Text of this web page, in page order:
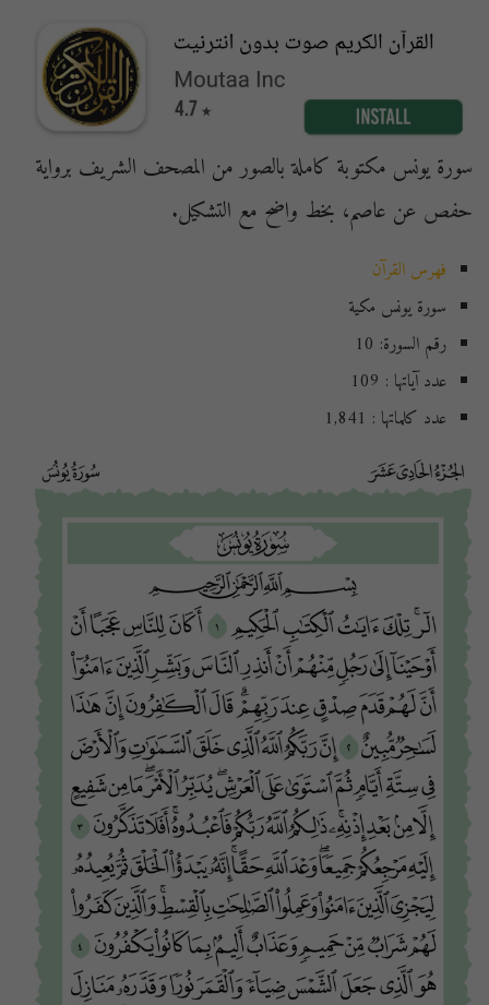
سورة يونس مكتوبة كاملة بالصور من المصحف الشريف برواية
حفص عن عاصم، بخط واضح مع التشكيل.
فهرس القرآن
سورة يونس مكية
رقم السورة: 10
عدد آياتها : 109
عدد كلماتها : 1,841